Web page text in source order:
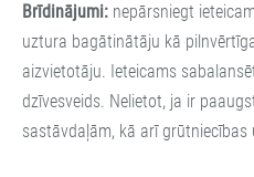
Brīdinājumi: nepārsniegt
uztura bagātinātāju kā
aizvietotāju. Ieteicams
dzīvesveids. Nelietot, ja ir
sastāvdaļām, kā arī grūtniecības